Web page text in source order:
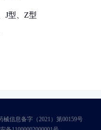
J型、Z型
信息备字（2021）第00159号